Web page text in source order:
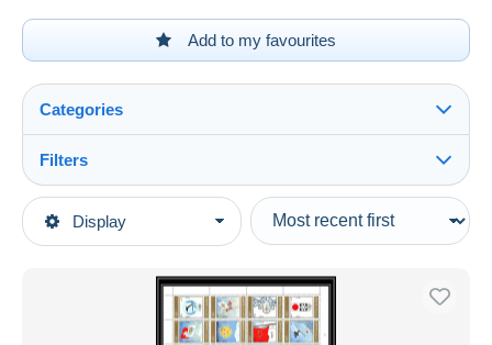
Add to my favourites
Display
Categories
Main categories
Olympic Games
Filters
Type of sale
Ongoing
Fixed prices
Auction sales with bids
Auctions without bids